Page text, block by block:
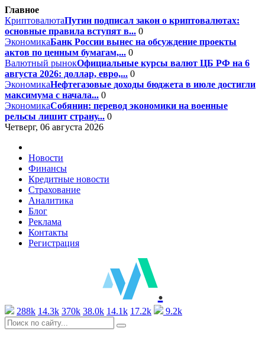
Главное
КриптовалютаПутин подписал закон о криптовалютах:
основные правила вступят в... 0
ЭкономикаБанк России вынес на обсуждение проекты
актов по ценным бумагам,... 0
Валютный рынокОфициальные курсы валют ЦБ РФ на 6
августа 2026: доллар, евро,... 0
ЭкономикаНефтегазовые доходы бюджета в июле достигли
максимума с начала... 0
ЭкономикаСобянин: перевод экономики на военные
рельсы лишит страну... 0
Четверг, 06 августа 2026
Новости
Финансы
Кредитные новости
Страхование
Аналитика
Блог
Реклама
Контакты
Регистрация
.
288k 14.3k 370k 38.0k 14.1k 17.2k 9.2k